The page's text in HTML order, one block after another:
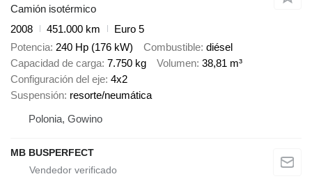
Camión isotérmico
2008
451.000 km
Euro 5
Potencia 240 Hp (176 kW) Combustible diésel
Capacidad de carga 7.750 kg Volumen 38,81 m³
Configuración del eje 4x2
Suspensión resorte/neumática
Polonia, Gowino
MB BUSPERFECT